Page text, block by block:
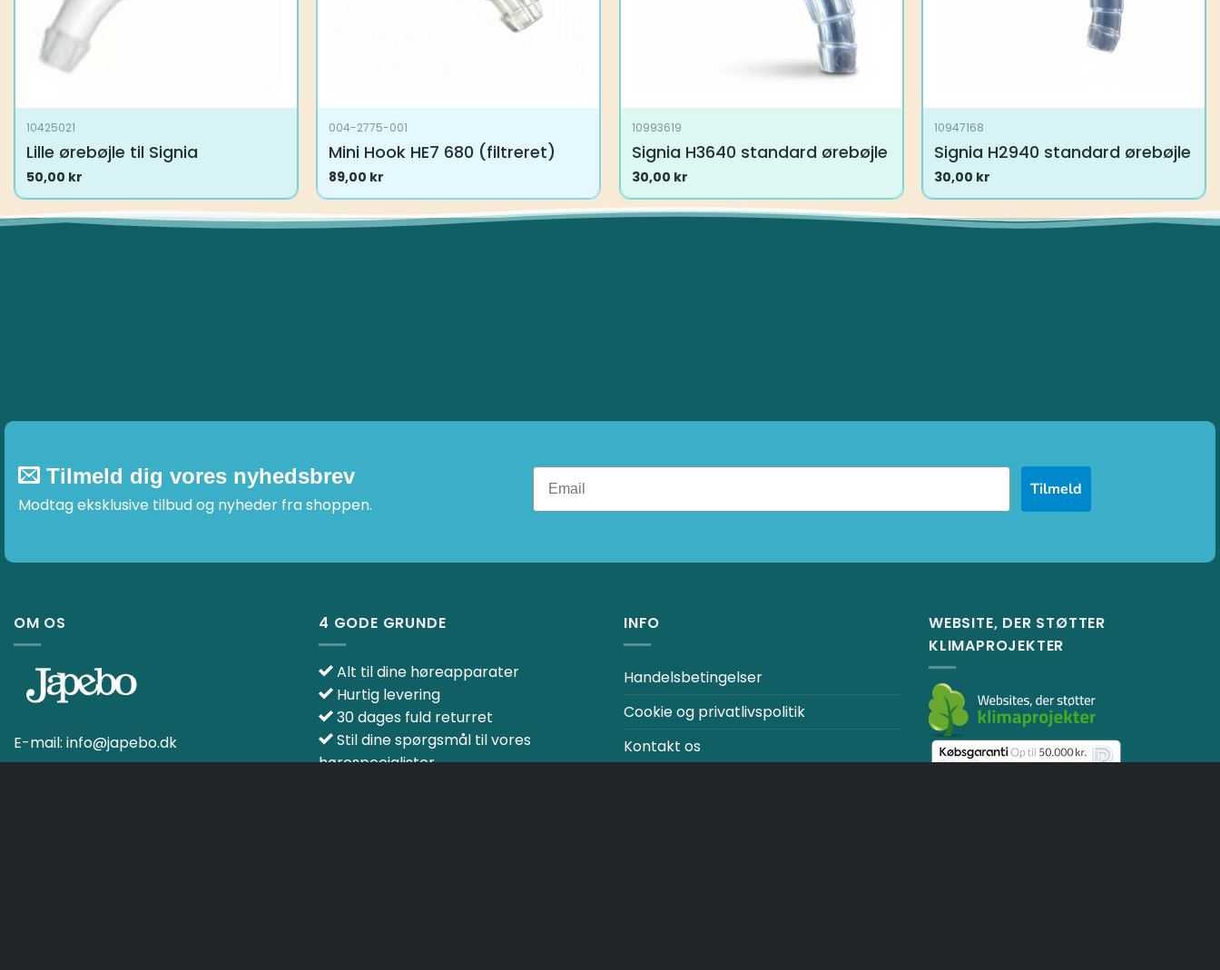
10425021
Lille ørebøjle til Signia
50,00 kr
004-2775-001
Mini Hook HE7 680 (filtreret)
89,00 kr
10993619
Signia H3640 standard ørebøjle
30,00 kr
10947168
Signia H2940 standard ørebøjle
30,00 kr
Tilmeld dig vores nyhedsbrev
Modtag eksklusive tilbud og nyheder fra shoppen.
Tilmeld
OM OS
E-mail: info@japebo.dk
4 GODE GRUNDE
Alt til dine høreapparater
Hurtig levering
30 dages fuld returret
Stil dine spørgsmål til vores
hørespecialister
INFO
Handelsbetingelser
Cookie og privatlivspolitik
Kontakt os
WEBSITE, DER STØTTER
KLIMAPROJEKTER